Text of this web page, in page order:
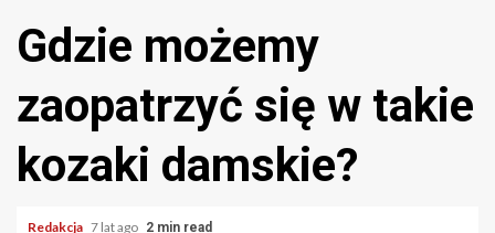
Gdzie możemy
zaopatrzyć się w takie
kozaki damskie?
Redakcja 7 lat ago 2 min read